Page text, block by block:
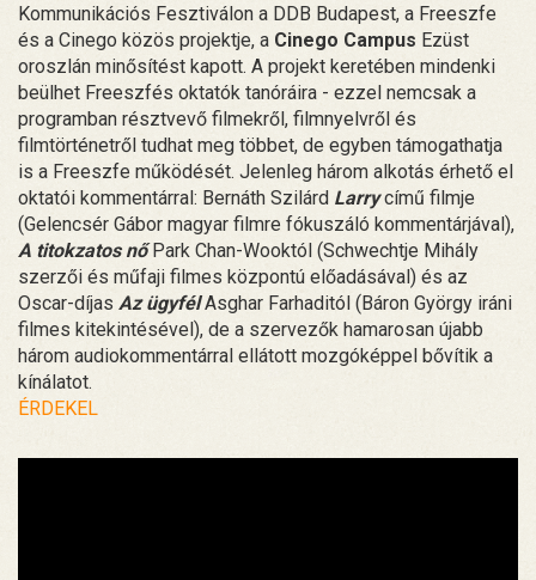
Kommunikációs Fesztiválon a DDB Budapest, a Freeszfe
és a Cinego közös projektje, a Cinego Campus Ezüst
oroszlán minősítést kapott. A projekt keretében mindenki
beülhet Freeszfés oktatók tanóráira - ezzel nemcsak a
programban résztvevő filmekről, filmnyelvről és
filmtörténetről tudhat meg többet, de egyben támogathatja
is a Freeszfe működését. Jelenleg három alkotás érhető el
oktatói kommentárral: Bernáth Szilárd Larrycímű filmje
(Gelencsér Gábor magyar filmre fókuszáló kommentárjával),
A titokzatos nőPark Chan-Wooktól (Schwechtje Mihály
szerzői és műfaji filmes központú előadásával) és az
Oscar-díjas Az ügyfélAsghar Farhaditól (Báron György iráni
filmes kitekintésével), de a szervezők hamarosan újabb
három audiokommentárral ellátott mozgóképpel bővítik a
kínálatot.
ÉRDEKEL